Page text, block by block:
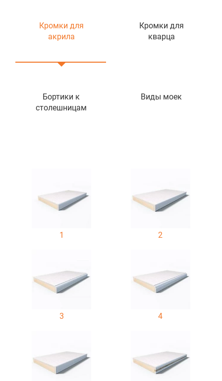
Кромки для
акрила
Кромки для
кварца
Бортики к
столешницам
Виды моек
1 2
3 4